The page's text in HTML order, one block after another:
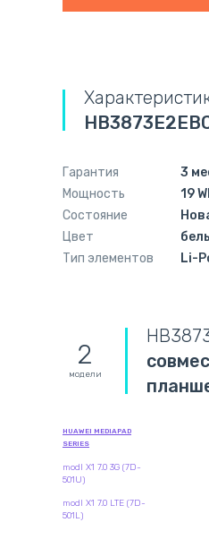
Гарантия
3
Мощность
19
Состояние
Цвет
Тип элементов
Li-
2
модели
HUAWEI MEDIAPAD
SERIES
modl X1 7.0 3G (7D-
501U)
modl X1 7.0 LTE (7D-
501L)